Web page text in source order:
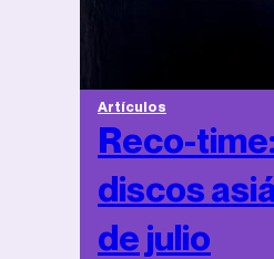
Artículos
Reco-
discos
de julio